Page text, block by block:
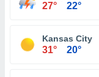
27° 22°
Kansas City
31° 20°